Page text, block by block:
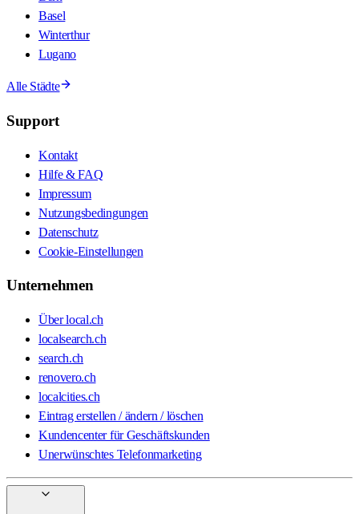
Basel
Winterthur
Lugano
Alle Städte
Support
Kontakt
Hilfe & FAQ
Impressum
Nutzungsbedingungen
Datenschutz
Cookie-Einstellungen
Unternehmen
Über local.ch
localsearch.ch
search.ch
renovero.ch
localcities.ch
Eintrag erstellen / ändern / löschen
Kundencenter für Geschäftskunden
Unerwünschtes Telefonmarketing